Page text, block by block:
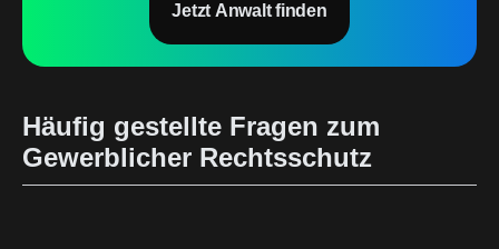
Jetzt Anwalt finden
Häufig gestellte Fragen zum
Gewerblicher Rechtsschutz